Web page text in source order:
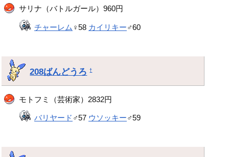
サリナ（バトルガール）960円
チャーレム ♀58 カイリキー♂60
208ばんどうろ †
モトフミ（芸術家）2832円
バリヤード ♂57 ウソッキー♂59